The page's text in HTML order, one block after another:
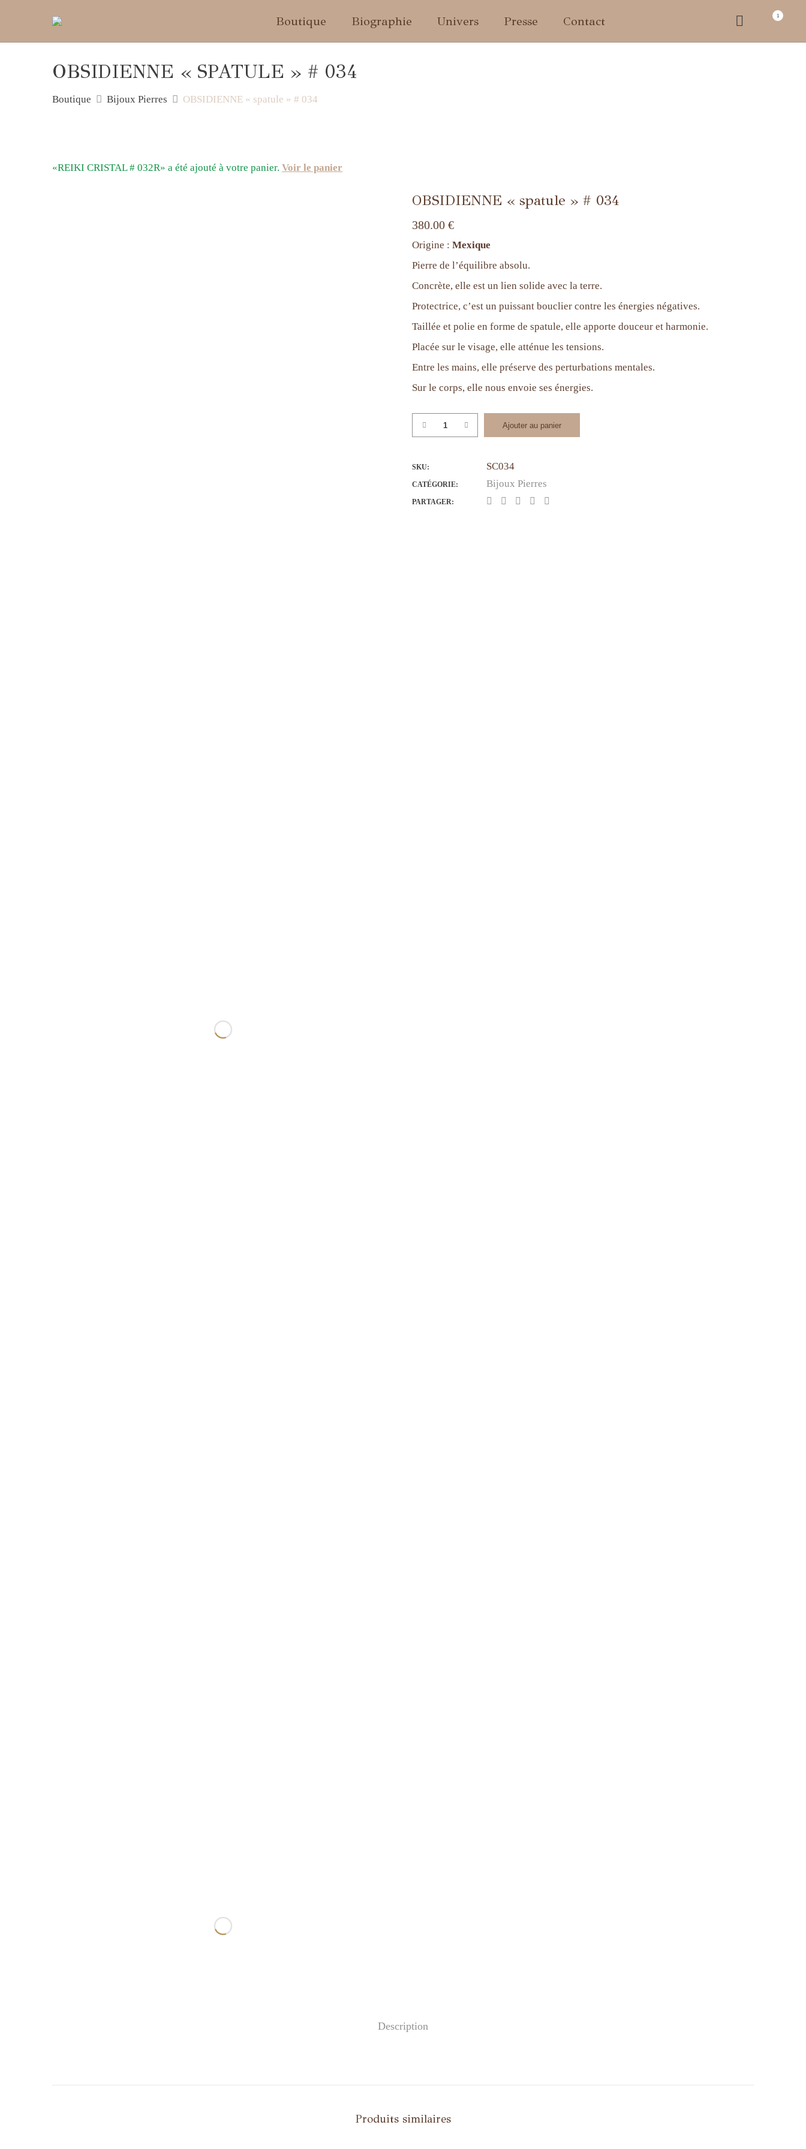
Boutique Biographie Univers Presse Contact 1
OBSIDIENNE « SPATULE » # 034
Boutique Bijoux Pierres OBSIDIENNE « spatule » # 034
«REIKI CRISTAL # 032R» a été ajouté à votre panier. Voir le panier
OBSIDIENNE « spatule » # 034
380.00 €
Origine : Mexique
Pierre de l’équilibre absolu.
Concrète, elle est un lien solide avec la terre.
Protectrice, c’est un puissant bouclier contre les énergies négatives.
Taillée et polie en forme de spatule, elle apporte douceur et harmonie.
Placée sur le visage, elle atténue les tensions.
Entre les mains, elle préserve des perturbations mentales.
Sur le corps, elle nous envoie ses énergies.
quantité
de
#
034
Ajouter au panier
SKU: SC034
CATÉGORIE: Bijoux Pierres
PARTAGER:
Description
Produits similaires